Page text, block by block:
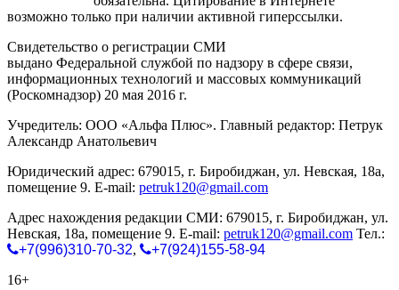
возможно только при наличии активной гиперссылки.
Свидетельство о регистрации СМИ
выдано Федеральной службой по надзору в сфере связи,
информационных технологий и массовых коммуникаций
(Роскомнадзор) 20 мая 2016 г.
Учредитель: ООО «Альфа Плюс». Главный редактор: Петрук
Александр Анатольевич
Юридический адрес: 679015, г. Биробиджан, ул. Невская, 18а,
помещение 9. E-mail: petruk120@gmail.com
Адрес нахождения редакции СМИ: 679015, г. Биробиджан, ул.
Невская, 18а, помещение 9. E-mail: petruk120@gmail.com Тел.:
+7(996)310-70-32,
+7(924)155-58-94
16+